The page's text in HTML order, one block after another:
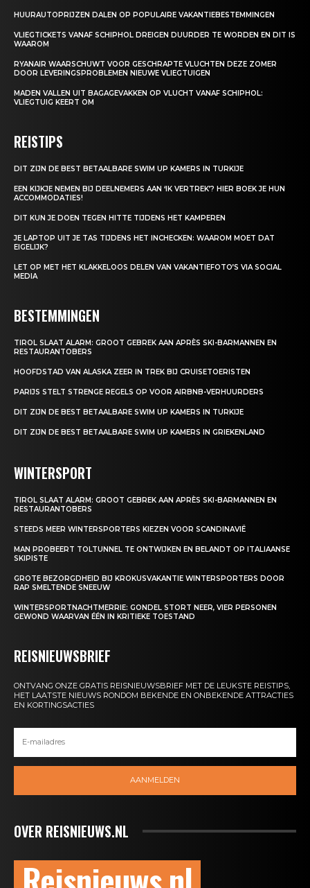
HUURAUTOPRIJZEN DALEN OP POPULAIRE VAKANTIEBESTEMMINGEN
VLIEGTICKETS VANAF SCHIPHOL DREIGEN DUURDER TE WORDEN EN DIT IS
WAAROM
RYANAIR WAARSCHUWT VOOR GESCHRAPTE VLUCHTEN DEZE ZOMER
DOOR LEVERINGSPROBLEMEN NIEUWE VLIEGTUIGEN
MADEN VALLEN UIT BAGAGEVAKKEN OP VLUCHT VANAF SCHIPHOL:
VLIEGTUIG KEERT OM
REISTIPS
DIT ZIJN DE BEST BETAALBARE SWIM UP KAMERS IN TURKIJE
EEN KIJKJE NEMEN BIJ DEELNEMERS AAN ‘IK VERTREK’? HIER BOEK JE HUN
ACCOMMODATIES!
DIT KUN JE DOEN TEGEN HITTE TIJDENS HET KAMPEREN
JE LAPTOP UIT JE TAS TIJDENS HET INCHECKEN: WAAROM MOET DAT
EIGELIJK?
LET OP MET HET KLAKKELOOS DELEN VAN VAKANTIEFOTO’S VIA SOCIAL
MEDIA
BESTEMMINGEN
TIROL SLAAT ALARM: GROOT GEBREK AAN APRÈS SKI-BARMANNEN EN
RESTAURANTOBERS
HOOFDSTAD VAN ALASKA ZEER IN TREK BIJ CRUISETOERISTEN
PARIJS STELT STRENGE REGELS OP VOOR AIRBNB-VERHUURDERS
DIT ZIJN DE BEST BETAALBARE SWIM UP KAMERS IN TURKIJE
DIT ZIJN DE BEST BETAALBARE SWIM UP KAMERS IN GRIEKENLAND
WINTERSPORT
TIROL SLAAT ALARM: GROOT GEBREK AAN APRÈS SKI-BARMANNEN EN
RESTAURANTOBERS
STEEDS MEER WINTERSPORTERS KIEZEN VOOR SCANDINAVIË
MAN PROBEERT TOLTUNNEL TE ONTWIJKEN EN BELANDT OP ITALIAANSE
SKIPISTE
GROTE BEZORGDHEID BIJ KROKUSVAKANTIE WINTERSPORTERS DOOR
RAP SMELTENDE SNEEUW
WINTERSPORTNACHTMERRIE: GONDEL STORT NEER, VIER PERSONEN
GEWOND WAARVAN ÉÉN IN KRITIEKE TOESTAND
REISNIEUWSBRIEF
ONTVANG ONZE GRATIS REISNIEUWSBRIEF MET DE LEUKSTE REISTIPS,
HET LAATSTE NIEUWS RONDOM BEKENDE EN ONBEKENDE ATTRACTIES
EN KORTINGSACTIES
AANMELDEN
OVER REISNIEUWS.NL